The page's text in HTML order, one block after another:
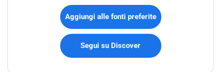
Aggiungi alle fonti preferite
Segui su Discover